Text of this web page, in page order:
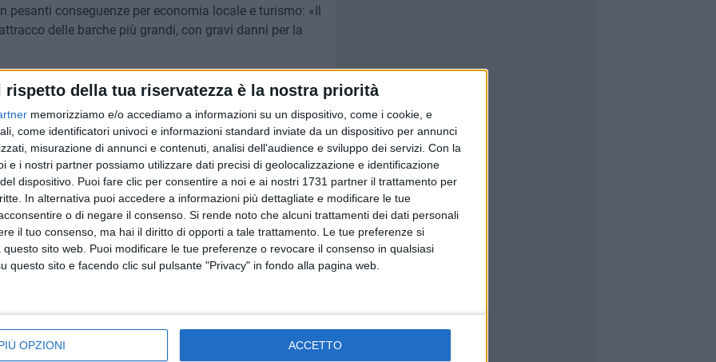
rispetto della tua riservatezza è la nostra priorità
memorizziamo e/o accediamo a informazioni su un dispositivo, come i cookie, e
come identificatori univoci e informazioni standard inviate da un dispositivo per annunci
misurazione di annunci e contenuti, analisi dell'audience e sviluppo dei servizi. Con la
e i nostri partner possiamo utilizzare dati precisi di geolocalizzazione e identificazione
dispositivo. Puoi fare clic per consentire a noi e ai nostri 1731 partner il trattamento per
In alternativa puoi accedere a informazioni più dettagliate e modificare le tue
o di negare il consenso. Si rende noto che alcuni trattamenti dei dati personali
il tuo consenso, ma hai il diritto di opporti a tale trattamento. Le tue preferenze si
sito web. Puoi modificare le tue preferenze o revocare il consenso in qualsiasi
questo sito e facendo clic sul pulsante "Privacy" in fondo alla pagina web.
OPZIONI ACCETTO
conseguenze per economia locale e turismo: «Il
delle barche più grandi, con gravi danni per la
istituzionale, definendo l'ultimo
vuoto» e accusando l'amministrazione di aver
elettorale: «Gli impegni sbandierati sono rimasti
ma non si fa alcun riferimento concreto allo
da anni».
non ha più diritto di sognare di tornare a essere un
del nord barese. Può solo accontentarsi delle
l'inutile Bandiera Blu».
PORTO BISCEGLIE PORTO DI BISCEGLIE
6 AGOSTO 2026
Aspettando il Palio della Quercia: